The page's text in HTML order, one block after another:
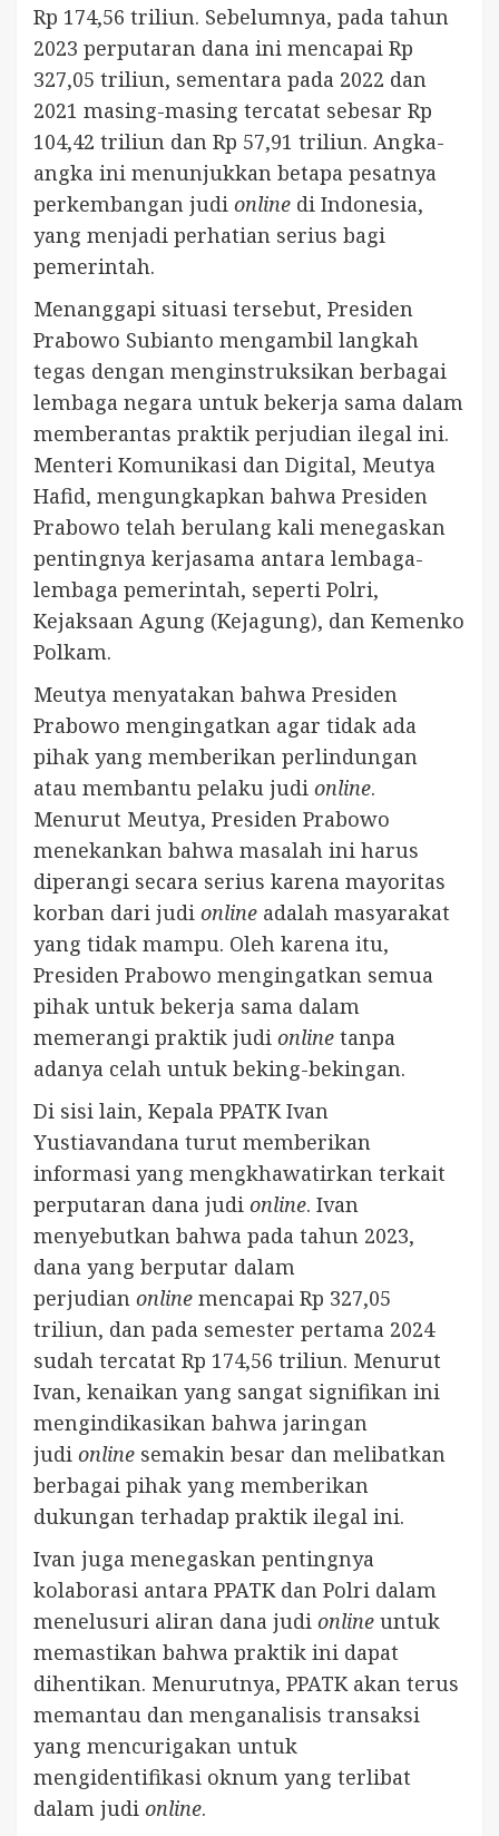
Rp 174,56 triliun. Sebelumnya, pada tahun
2023 perputaran dana ini mencapai Rp
327,05 triliun, sementara pada 2022 dan
2021 masing-masing tercatat sebesar Rp
104,42 triliun dan Rp 57,91 triliun. Angka-
angka ini menunjukkan betapa pesatnya
perkembangan judi online di Indonesia,
yang menjadi perhatian serius bagi
pemerintah.
Menanggapi situasi tersebut, Presiden
Prabowo Subianto mengambil langkah
tegas dengan menginstruksikan berbagai
lembaga negara untuk bekerja sama dalam
memberantas praktik perjudian ilegal ini.
Menteri Komunikasi dan Digital, Meutya
Hafid, mengungkapkan bahwa Presiden
Prabowo telah berulang kali menegaskan
pentingnya kerjasama antara lembaga-
lembaga pemerintah, seperti Polri,
Kejaksaan Agung (Kejagung), dan Kemenko
Polkam.
Meutya menyatakan bahwa Presiden
Prabowo mengingatkan agar tidak ada
pihak yang memberikan perlindungan
atau membantu pelaku judi online.
Menurut Meutya, Presiden Prabowo
menekankan bahwa masalah ini harus
diperangi secara serius karena mayoritas
korban dari judi online adalah masyarakat
yang tidak mampu. Oleh karena itu,
Presiden Prabowo mengingatkan semua
pihak untuk bekerja sama dalam
memerangi praktik judi online tanpa
adanya celah untuk beking-bekingan.
Di sisi lain, Kepala PPATK Ivan
Yustiavandana turut memberikan
informasi yang mengkhawatirkan terkait
perputaran dana judi online. Ivan
menyebutkan bahwa pada tahun 2023,
dana yang berputar dalam
perjudian online mencapai Rp 327,05
triliun, dan pada semester pertama 2024
sudah tercatat Rp 174,56 triliun. Menurut
Ivan, kenaikan yang sangat signifikan ini
mengindikasikan bahwa jaringan
judi online semakin besar dan melibatkan
berbagai pihak yang memberikan
dukungan terhadap praktik ilegal ini.
Ivan juga menegaskan pentingnya
kolaborasi antara PPATK dan Polri dalam
menelusuri aliran dana judi online untuk
memastikan bahwa praktik ini dapat
dihentikan. Menurutnya, PPATK akan terus
memantau dan menganalisis transaksi
yang mencurigakan untuk
mengidentifikasi oknum yang terlibat
dalam judi online.